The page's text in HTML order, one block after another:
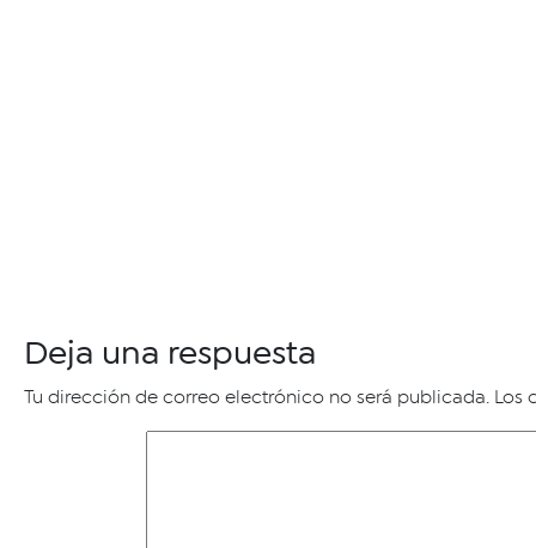
Deja una respuesta
Tu dirección de correo electrónico no será publicada. Los